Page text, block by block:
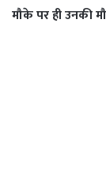
मौके पर ही उनकी